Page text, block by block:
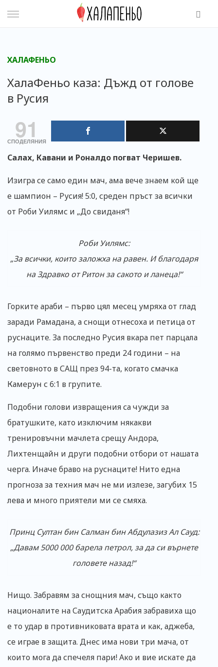
ХАЛАФЕНЬО
ХалаФеньо каза: Дъжд от голове
в Русия
91
СПОДЕЛЯНИЯ
Салах, Кавани и Роналдо погват Черишев.
Изигра се само един мач, ама вече знаем кой ще
е шампион – Русия! 5:0, среден пръст за всички
от Роби Уилямс и „До свиданя“!
Роби Уилямс:
„За всички, които заложха на равен. И благодаря
на Здравко от Ритон за сакото и ланеца!“
Горките араби – първо цял месец умряха от глад
заради Рамадана, а снощи отнесоха и петица от
руснаците. За последно Русия вкара пет парцала
на голямо първенство преди 24 години – на
световното в САЩ през 94-та, когато смачка
Камерун с 6:1 в групите.
Подобни голови извращения са чужди за
братушките, като изключим някакви
тренировъчни мачлета срещу Андора,
Лихтенщайн и други подобни отбори от нашата
черга. Иначе браво на руснаците! Нито една
прогноза за техния мач не ми излезе, загубих 15
лева и много приятели ми се смяха.
Принц Султан бин Салман бин Абдулазиз Ал Сауд:
„Давам 5000 000 барела петрол, за да си върнете
головете назад!“
Нищо. Забравям за снощния мач, също както
националите на Саудитска Арабия забравиха що
е то удар в противниковата врата и как, аджеба,
се играе в защита. Днес има нови три мача, от
които мога да спечеля пари! Ако и вие искате да